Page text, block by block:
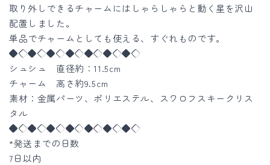
【新
色
登
場】
の
数
量
を
減
ら
【新
登
場】
の
数
量
を
取り外しできるチャームにはしゃらしゃらと動く星を沢山
配置しました。
単品でチャームとしても使える、すぐれものです。
◆◇◆◇◆◇◆◇◆◇◆◇◆◇
シュシュ 直径約：11.5cm
チャーム 高さ約9.5cm
素材：金属パーツ、ポリエステル、スワロフスキークリス
タル
◆◇◆◇◆◇◆◇◆◇◆◇◆◇
*発送までの日数
7日以内